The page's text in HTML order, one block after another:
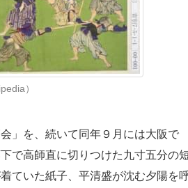
）
」を、続いて同年９月には大阪で
で高師直に切りつけた九寸五分の
ていた紙子、平清盛が沈む夕陽を